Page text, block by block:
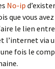
No-ip
que vous
le lien
l’internet via
fois le